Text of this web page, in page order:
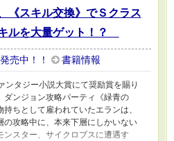
《スキル交換》でＳクラス
ルを大量ゲット！？
売中！！ 書籍情報
ンタジー小説大賞にて奨励賞を賜り
ンジョン攻略パーティ《緑青の
持ちとして雇われていたエランは、
の攻略中に、本来下層にしかいない
ンスター、サイクロプスに遭遇す